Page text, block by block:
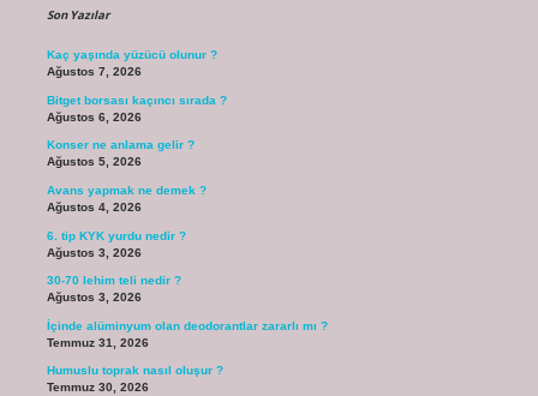
Son Yazılar
Kaç yaşında yüzücü olunur ?
Ağustos 7, 2026
Bitget borsası kaçıncı sırada ?
Ağustos 6, 2026
Konser ne anlama gelir ?
Ağustos 5, 2026
Avans yapmak ne demek ?
Ağustos 4, 2026
6. tip KYK yurdu nedir ?
Ağustos 3, 2026
30-70 lehim teli nedir ?
Ağustos 3, 2026
İçinde alüminyum olan deodorantlar zararlı mı ?
Temmuz 31, 2026
Humuslu toprak nasıl oluşur ?
Temmuz 30, 2026